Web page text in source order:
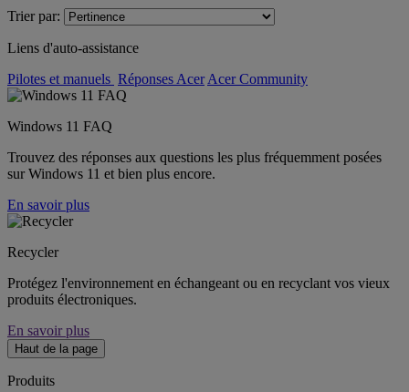
Trier par:
Liens d'auto-assistance
Pilotes et manuels Réponses Acer Acer Community
Windows 11 FAQ
Trouvez des réponses aux questions les plus fréquemment posées
sur Windows 11 et bien plus encore.
En savoir plus
Recycler
Protégez l'environnement en échangeant ou en recyclant vos vieux
produits électroniques.
En savoir plus
Haut de la page
Produits